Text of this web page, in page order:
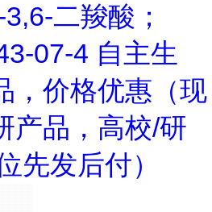
二羧酸；
07-4 自主生
，价格优惠（现
产品，高校/研
先发后付）